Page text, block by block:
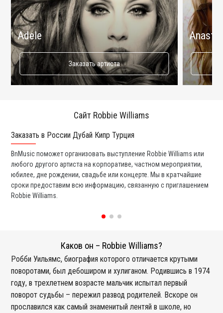
Adele
Заказать артиста
Сайт Robbie Williams
Заказать в России Дубай Кипр Турция
BnMusic поможет организовать выступление Robbie Williams или
любого другого артиста на корпоративе, частном мероприятии,
юбилее, дне рождении, свадьбе или концерте. Мы в кратчайшие
сроки предоставим всю информацию, связанную с приглашением
Robbie Williams.
Каков он – Robbie Williams?
Робби Уильямс, биография которого отличается крутыми
поворотами, был дебоширом и хулиганом. Родившись в 1974
году, в трехлетнем возрасте мальчик испытал первый
поворот судьбы – пережил развод родителей. Вскоре он
прославился как самый знаменитый лентяй в школе, но